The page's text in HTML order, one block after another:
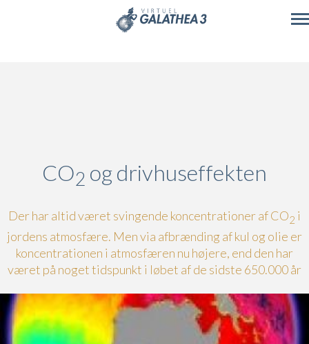
CO2 og drivhuseffekten
Der har altid været svingende koncentrationer af CO2 i
jordens atmosfære. Men via afbrænding af kul og olie er
koncentrationen i atmosfæren nu højere, end den har
været på noget tidspunkt i løbet af de sidste 650.000 år